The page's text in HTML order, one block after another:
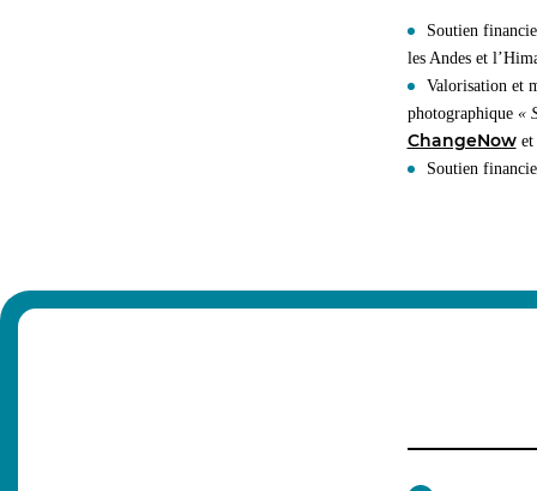
Soutien
les Andes et
Valorisation et
photographique«
ChangeNowet
Soutien